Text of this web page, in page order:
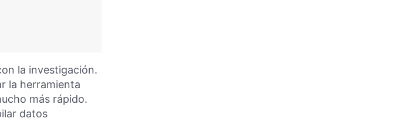
la investigación.
la herramienta
más rápido.
datos